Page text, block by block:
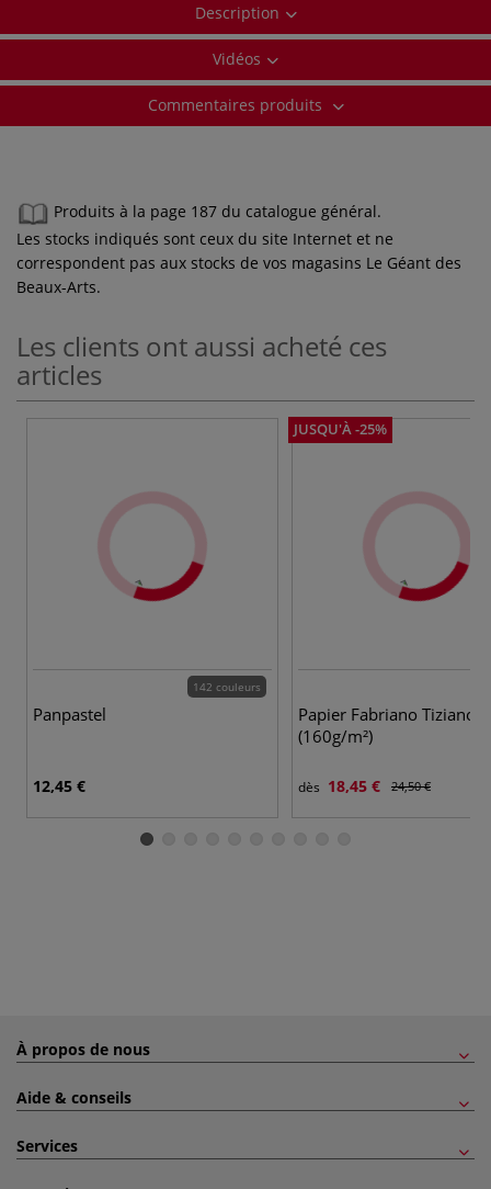
Description
Vidéos
Commentaires produits
Produits à la page 187 du catalogue général.
Les stocks indiqués sont ceux du site Internet et ne
correspondent pas aux stocks de vos magasins Le Géant des
Beaux-Arts.
Les clients ont aussi acheté ces
articles
142 couleurs
Panpastel
12,45 €
JUSQU'À -25%
Papier Fabriano Tiziano
(160g/m²)
dès 18,45 € 24,50 €
À propos de nous
Aide & conseils
Services